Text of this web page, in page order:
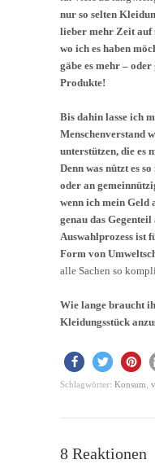
nur so selten
lieber mehr Zeit auf
wo ich es haben
gäbe es mehr –
Produkte!
Bis dahin lasse ich
Menschenverstand
unterstützen, die es
Denn was nützt es
oder an
wenn ich mein Geld
genau das
Auswahlprozess ist
Form von
alle Sachen so
Wie lange braucht
Kleidungsstück
Schlagwörter: Konsum,
8 Reaktionen